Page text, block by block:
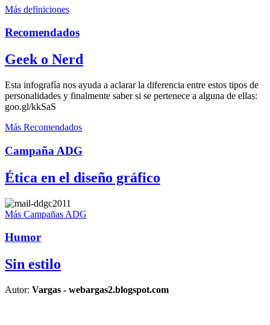
Más definiciones
Recomendados
Geek o Nerd
Esta infografía nos ayuda a aclarar la diferencia entre estos tipos de
personalidades y finalmente saber si se pertenece a alguna de ellas:
goo.gl/kkSaS
Más Recomendados
Campaña ADG
Ética en el diseño gráfico
Más Campañas ADG
Humor
Sin estilo
Autor: Vargas - webargas2.blogspot.com